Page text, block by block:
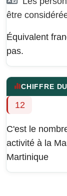
être
Équivalent
pas.
CHIFFRE
12
C'est le
activité à la
Martinique